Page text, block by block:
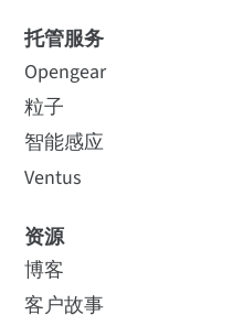
托管服务
Opengear
粒子
智能感应
Ventus
资源
博客
客户故事